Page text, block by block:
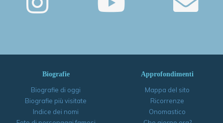
Biografie
Biografie di oggi
Biografie più visitate
Indice dei nomi
Approfondimenti
Mappa del sito
Ricorrenze
Onomastico